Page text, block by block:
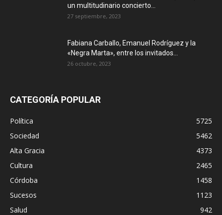
un multitudinario concierto...
27 septiembre, 2023
Fabiana Carballo, Emanuel Rodríguez y la
«Negra Marta», entre los invitados...
26 octubre, 2023
CATEGORÍA POPULAR
Política
5725
Sociedad
5462
Alta Gracia
4373
Cultura
2465
Córdoba
1458
Sucesos
1123
Salud
942